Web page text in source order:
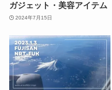
ガジェット・美容アイテム
2024年7月15日